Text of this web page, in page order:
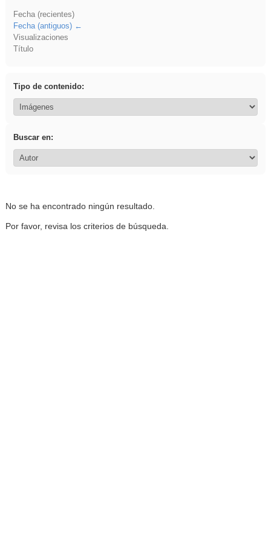
Fecha (recientes)
Fecha (antiguos)
Visualizaciones
Título
Tipo de contenido:
Buscar en:
No se ha encontrado ningún resultado.
Por favor, revisa los criterios de búsqueda.